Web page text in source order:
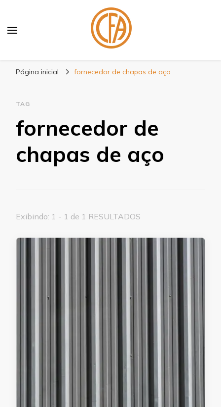
Página inicial fornecedor de chapas de aço
TAG
fornecedor de
chapas de aço
Exibindo: 1 - 1 de 1 RESULTADOS